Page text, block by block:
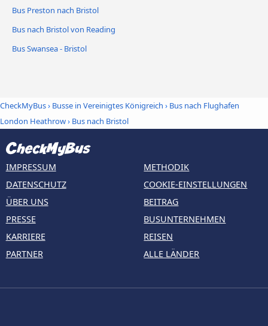
Bus Preston nach Bristol
Bus nach Bristol von Reading
Bus Swansea - Bristol
CheckMyBus› Busse in Vereinigtes Königreich › Bus nach Flughafen
London Heathrow› Bus nach Bristol
IMPRESSUM
DATENSCHUTZ
ÜBER UNS
PRESSE
KARRIERE
PARTNER
METHODIK
COOKIE-EINSTELLUNGEN
BEITRAG
BUSUNTERNEHMEN
REISEN
ALLE LÄNDER